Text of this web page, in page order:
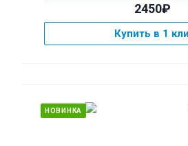
2450₽
Купить в 1
НОВИНКА